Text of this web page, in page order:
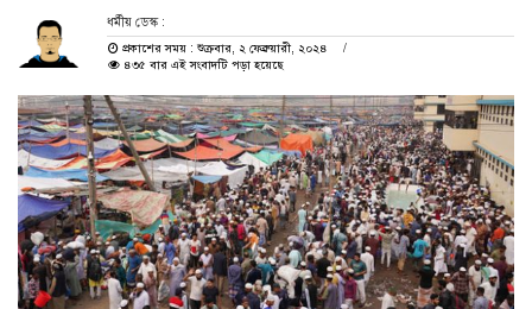
ধর্মীয় ডেস্ক :
প্রকাশের সময় : শুক্রবার, ২ ফেব্রুয়ারী, ২০২৪
৪৩৫ বার এই সংবাদটি পড়া হয়েছে